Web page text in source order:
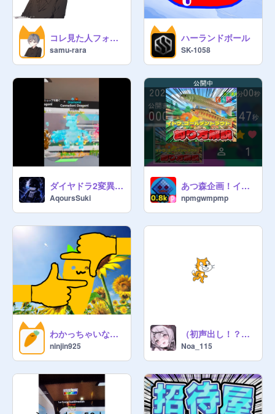
コレ見た人フォローしてほしいでｓ（２回目）
samu-rara
ハーランドボール
SK-1058
ダイヤドラ2変異配布！
AqoursSuki
あつ森企画！イトウ、ゴールデントラウト釣る方法解説
npmgwmpmp
わかっちゃいないね
ninjin925
（初声出し！？）ざぁこ♡
Noa_115